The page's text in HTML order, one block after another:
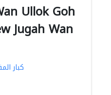
Ullok Goh
Jugah Wan
كبار